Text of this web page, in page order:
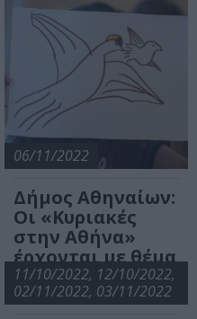
06/11/2022
Δήμος Αθηναίων:
Οι «Κυριακές
στην Αθήνα»
έρχονται με θέμα
τη συμπερίληψη
11/10/2022, 12/10/2022,
02/11/2022, 03/11/2022